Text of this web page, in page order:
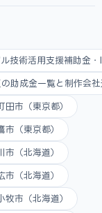
技術活用支援補助金
助成金一覧と制作会
田市（東京都）
市（東京都）
市（北海道）
市（北海道）
牧市（北海道）